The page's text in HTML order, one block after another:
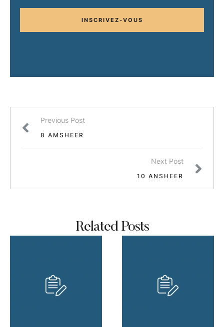
INSCRIVEZ-VOUS
Previous Post
8 AMSHEER
Next Post
10 ANSHEER
Related Posts